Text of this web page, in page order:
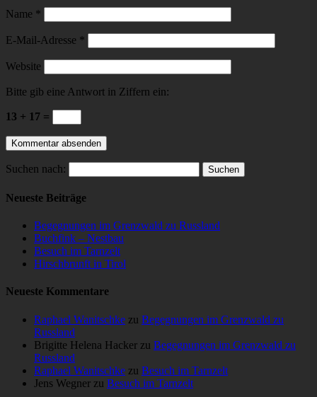
Name *
E-Mail-Adresse *
Website
Bitte gib eine Antwort in Ziffern ein:
13 + 17 =
Suchen nach:
Neueste Beiträge
Begegnungen im Grenzwald zu Russland
Buchfink – Nestbau
Besuch im Tarnzelt
Hirschbrunft in Tirol
Neueste Kommentare
Raphael Wanitschke zu Begegnungen im Grenzwald zu
Russland
Brigitte Helena Hacker zu Begegnungen im Grenzwald zu
Russland
Raphael Wanitschke zu Besuch im Tarnzelt
Jens Wegner zu Besuch im Tarnzelt